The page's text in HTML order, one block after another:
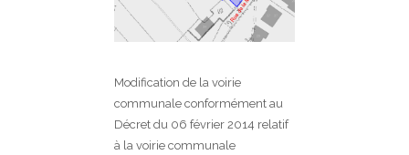
Modification de la voirie
communale conformément au
Décret du 06 février 2014 relatif
à la voirie communale